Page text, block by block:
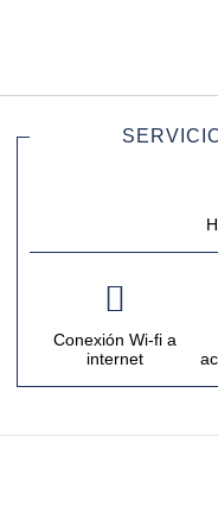
Conexión Wi-fi a
internet